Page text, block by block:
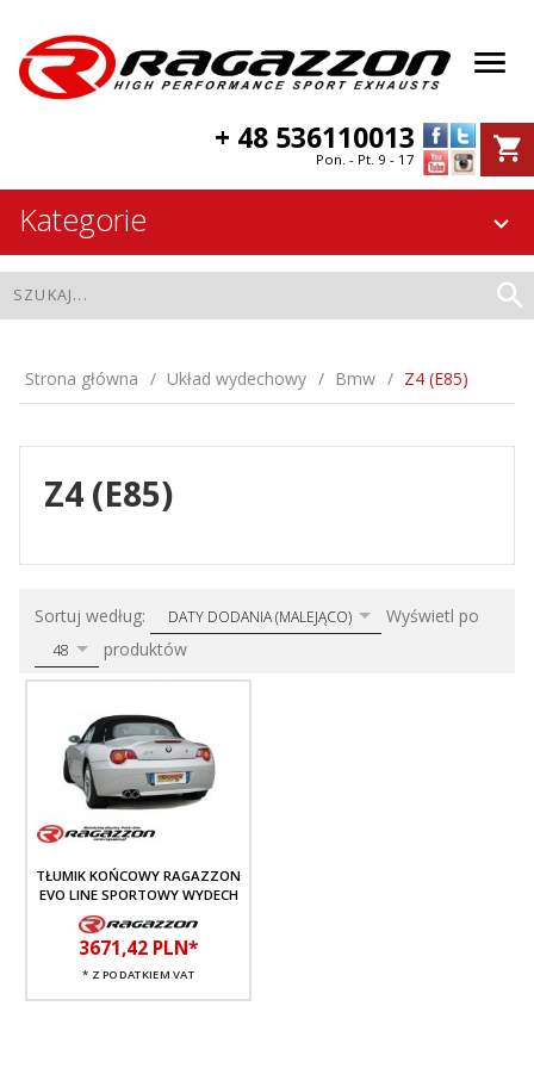
+ 48 536110013
Pon. - Pt. 9 - 17
Kategorie
Strona główna Układ wydechowy Bmw Z4 (E85)
Z4 (E85)
Sortuj według: sortDATY DODANIA (MALEJĄCO) Wyświetl po
48 produktów
TŁUMIK KOŃCOWY RAGAZZON
EVO LINE SPORTOWY WYDECH
3671,42 PLN*
* Z PODATKIEM VAT